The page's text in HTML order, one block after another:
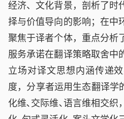
经济、文化背景，剖析了时
择与价值导向的影响；在中
聚焦于译者个体，重点分析
服务承诺在翻译策略取舍中
立场对译文思想内涵传递
度，分享者运用生态翻译学
化维､交际维､语言维相交织